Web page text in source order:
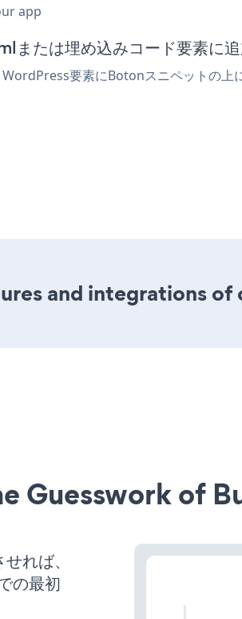
app
たは埋め込みコード要素に
要素にBotonスニペットの
and integrations of
Guesswork of
れば、
の最初